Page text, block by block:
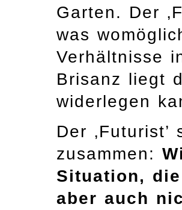
Garten. Der
was
Verhältnisse
Brisanz liegt
widerlegen
Der
zusammen:
Situation,
aber auch